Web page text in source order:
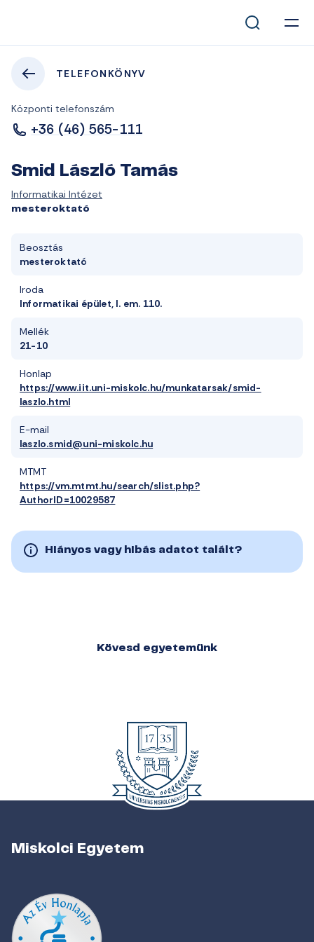
TELEFONKÖNYV
Központi telefonszám
+36 (46) 565-111
Smid László Tamás
Informatikai Intézet
mesteroktató
Beosztás
mesteroktató
Iroda
Informatikai épület, I. em. 110.
Mellék
21-10
Honlap
https://www.iit.uni-miskolc.hu/munkatarsak/smid-
laszlo.html
E-mail
laszlo.smid@uni-miskolc.hu
MTMT
https://vm.mtmt.hu/search/slist.php?
AuthorID=10029587
Hiányos vagy hibás adatot talált?
Kövesd egyetemünk
Miskolci Egyetem